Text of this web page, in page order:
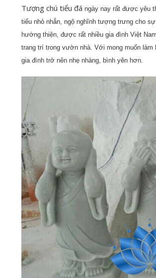
Tượng chú tiểu đá ngày nay rất được yêu
tiểu nhỏ nhắn, ngộ nghĩnh tượng trưng cho
hướng thiện, được rất nhiều gia đình Việt
trang trí trong vườn nhà. Với mong muốn làm
gia đình trở nên nhẹ nhàng, bình yên hơn.